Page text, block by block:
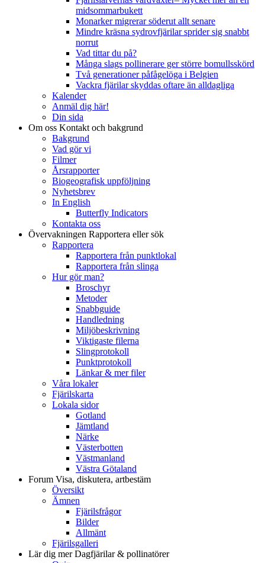
midsommarbukett
Monarker migrerar söderut allt senare
Mindre kräsna sydrovfjärilar sprider sig snabbt
norrut
Vad tittar du på?
Många slags pollinerare ger större bomullsskörd
Två generationer påfågelöga i Belgien
Vackra fjärilar skyddas oftare än alldagliga
Kalender
Anmäl dig här!
Din sida
Om oss Kontakt och bakgrund
Bakgrund
Vad gör vi
Filmer
Årsrapporter
Biogeografisk uppföljning
Nyhetsbrev
In English
Butterfly Indicators
Kontakta oss
Övervakningen Rapportera eller sök
Rapportera
Rapportera från punktlokal
Rapportera från slinga
Hur gör man?
Broschyr
Metoder
Snabbguide
Handledning
Miljöbeskrivning
Viktigaste filerna
Slingprotokoll
Punktprotokoll
Länkar & mer filer
Våra lokaler
Fjärilskarta
Lokala sidor
Gotland
Jämtland
Närke
Västerbotten
Västmanland
Västra Götaland
Forum Visa, diskutera, artbestäm
Översikt
Ämnen
Fjärilsfrågor
Bilder
Allmänt
Fjärilsgalleri
Lär dig merDagfjärilar & pollinatörer